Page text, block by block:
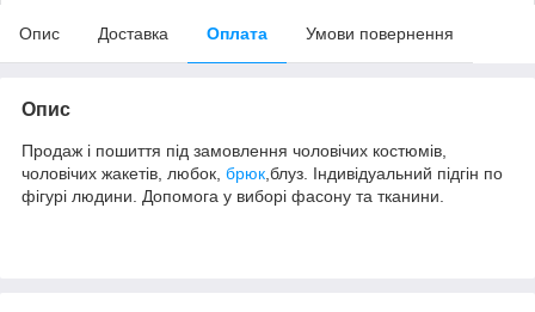
Опис Доставка Оплата Умови повернення
Опис
Продаж і пошиття під замовлення чоловічих костюмів,
чоловічих жакетів, любок, брюк ,блуз. Індивідуальний підгін по
фігурі людини. Допомога у виборі фасону та тканини.